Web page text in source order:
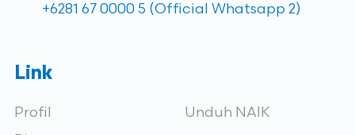
+6281 67 0000 5 (Official Whatsapp 2)
Link
Profil
Unduh NAIK